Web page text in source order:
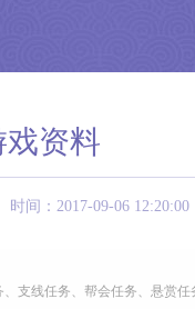
资料
间：2017-09-06 12:20:00
支线任务、帮会任务、悬赏